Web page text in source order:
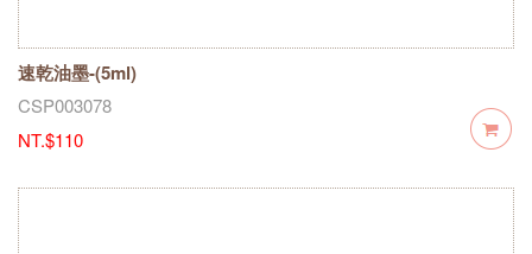
速乾油墨-(5ml)
CSP003078
NT.$110